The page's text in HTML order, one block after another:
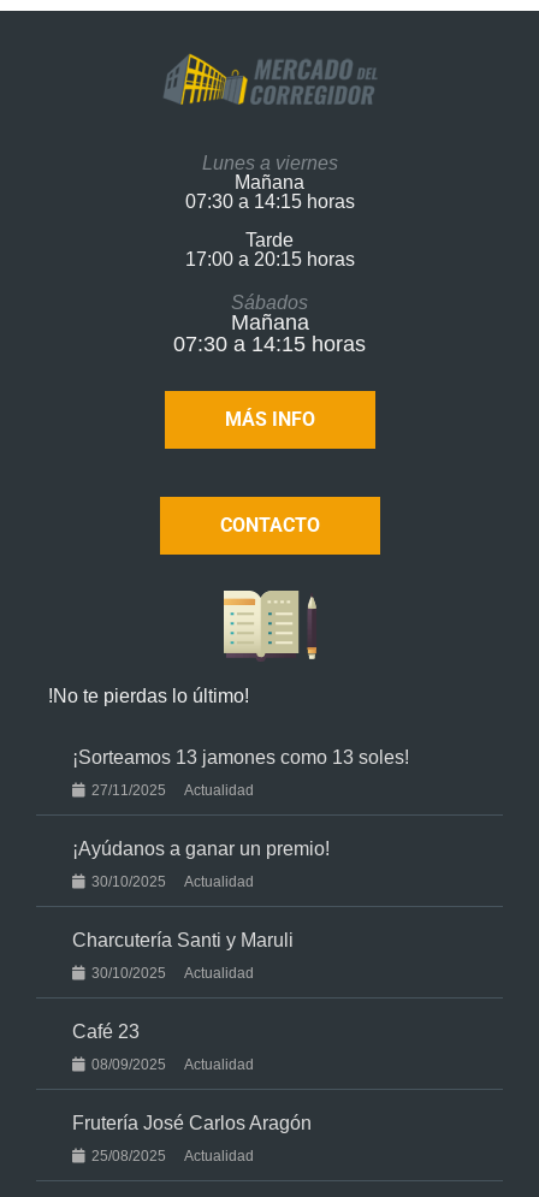
Lunes a viernes
Mañana
07:30 a 14:15 horas
Tarde
17:00 a 20:15 horas​
Sábados
Mañana
07:30 a 14:15 horas
MÁS INFO
CONTACTO
!No te pierdas lo último!
¡Sorteamos 13 jamones como 13 soles!
27/11/2025 Actualidad
¡Ayúdanos a ganar un premio!
30/10/2025 Actualidad
Charcutería Santi y Maruli
30/10/2025 Actualidad
Café 23
08/09/2025 Actualidad
Frutería José Carlos Aragón
25/08/2025 Actualidad